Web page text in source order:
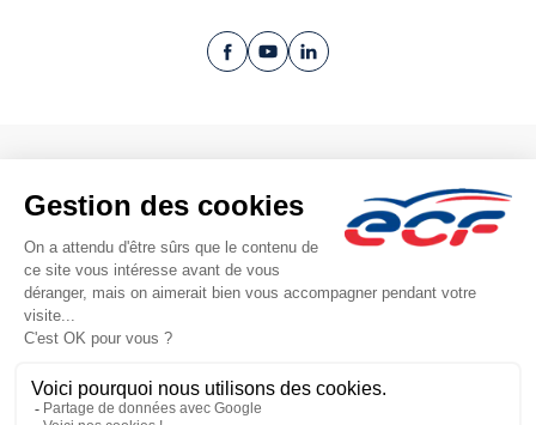
Facebook (nouvelle fenêtre)
YouTube (nouvelle fenêtre)
LinkedIn (nouvelle fenêtre)
© 2026 École de Conduite Française. Tous droits réservés